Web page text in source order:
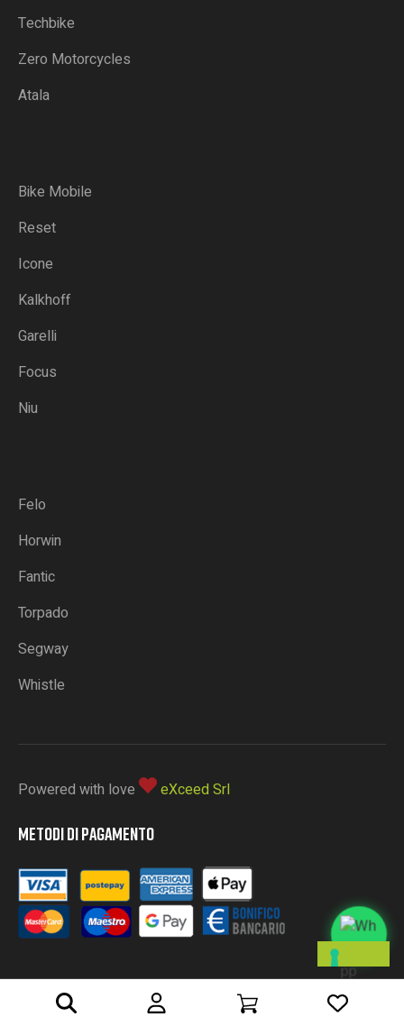
Techbike
Zero Motorcycles
Atala
Bike Mobile
Reset
Icone
Kalkhoff
Garelli
Focus
Niu
Felo
Horwin
Fantic
Torpado
Segway
Whistle
Powered with love
eXceed Srl
METODI DI PAGAMENTO
E
T
U